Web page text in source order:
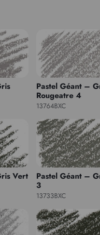
Pastel Géant –
Rougeatre 4
13764BXC
Vert
Pastel Géant –
3
13733BXC